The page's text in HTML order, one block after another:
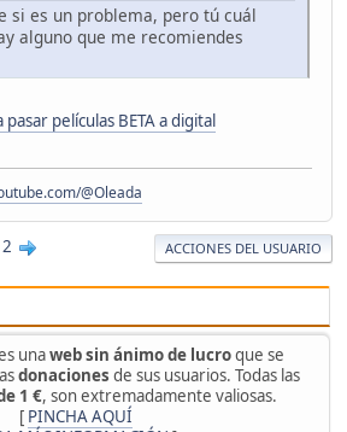
unaweb sin ánimo de lucroque se
donaciones de sus usuarios. Todas las
1 €, son extremadamente valiosas.
[ PINCHA AQUÍ
si es un problema, pero tú cuál
alguno que me recomiendes
películas BETA a digital
@Oleada
2 ACCIONES DEL USUARIO